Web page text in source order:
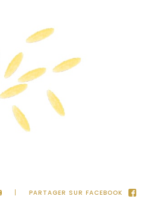
PARTAGER SUR FACEBOOK